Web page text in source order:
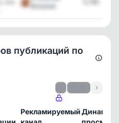
что
Вязание
5,795
публикаций по
›
РекламируемыйДинамика